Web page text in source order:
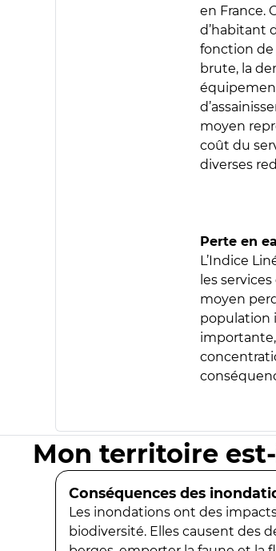
en France.
d’habitant
fonction de
brute, la
moyen
coût du
diverses
Perte en
L’Indice
les
moyen
population
Mon territoire
Conséquences des
Les inondations ont des
biodiversité. Elles causent des